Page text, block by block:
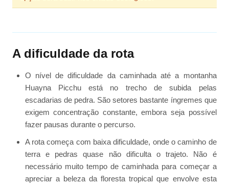
A dificuldade da rota
O nível de dificuldade da caminhada até a montanha
Huayna Picchu está no trecho de subida pelas
escadarias de pedra. São setores bastante íngremes que
exigem concentração constante, embora seja possível
fazer pausas durante o percurso.
A rota começa com baixa dificuldade, onde o caminho de
terra e pedras quase não dificulta o trajeto. Não é
necessário muito tempo de caminhada para começar a
apreciar a beleza da floresta tropical que envolve esta